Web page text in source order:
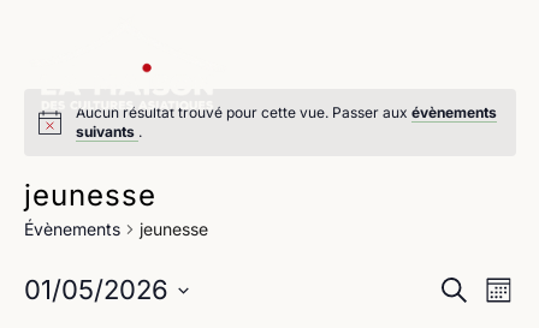
Aucun résultat trouvé pour cette vue. Passer aux évènements
suivants .
jeunesse
Évènements jeunesse
Recherche
Mois
01/05/2026